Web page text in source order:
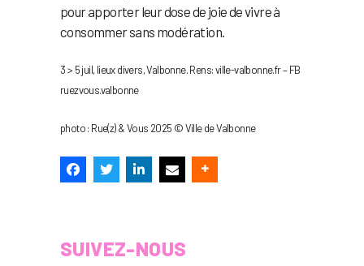
pour apporter leur dose de joie de vivre à
consommer sans modération.
3 > 5 juil, lieux divers, Valbonne. Rens: ville-valbonne.fr – FB
ruezvous.valbonne
photo : Rue(z) & Vous 2025 © Ville de Valbonne
SUIVEZ-NOUS